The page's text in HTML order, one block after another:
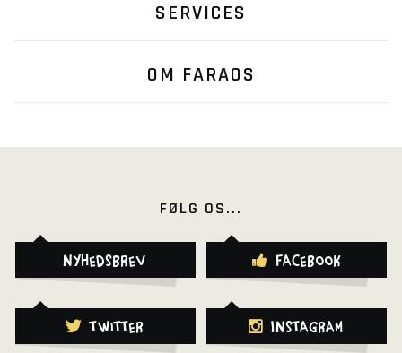
SERVICES
OM FARAOS
FØLG OS...
Nyhedsbrev Facebook
Twitter Instagram